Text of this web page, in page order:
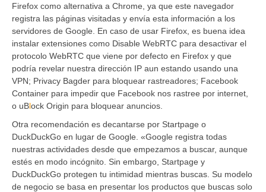
Firefox como alternativa a Chrome, ya que este navegador
registra las páginas visitadas y envía esta información a los
servidores de Google. En caso de usar Firefox, es buena idea
instalar extensiones como Disable WebRTC para desactivar el
protocolo WebRTC que viene por defecto en Firefox y que
podría revelar nuestra dirección IP aun estando usando una
VPN; Privacy Bagder para bloquear rastreadores; Facebook
Container para impedir que Facebook nos rastree por internet,
o uBlock Origin para bloquear anuncios.
Otra recomendación es decantarse por Startpage o
DuckDuckGo en lugar de Google. «Google registra todas
nuestras actividades desde que empezamos a buscar, aunque
estés en modo incógnito. Sin embargo, Startpage y
DuckDuckGo protegen tu intimidad mientras buscas. Su modelo
de negocio se basa en presentar los productos que buscas solo